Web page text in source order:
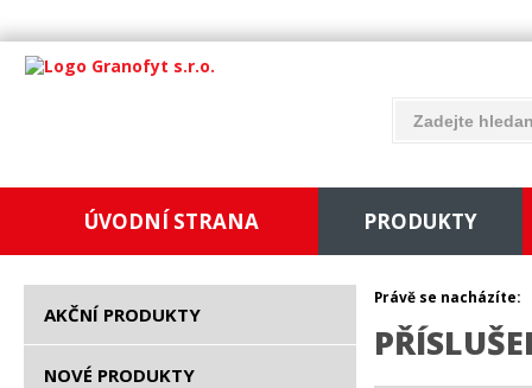
ÚVODNÍ STRANA PRODUKTY
AKČNÍ PRODUKTY
NOVÉ PRODUKTY
Právě se nacházíte: